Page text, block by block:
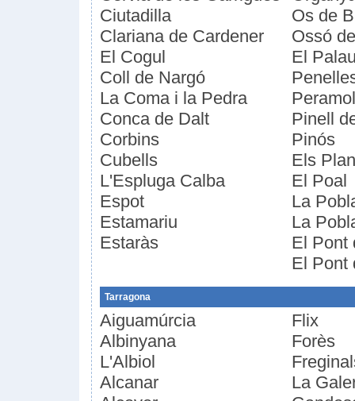
Ciutadilla
Clariana de Cardener
El Cogul
Coll de Nargó
La Coma i la Pedra
Conca de Dalt
Corbins
Cubells
L'Espluga Calba
Espot
Estamariu
Estaràs
Os de
Ossó
El
Pinell
Pinós
Els
El Poal
La
La
El Pont
El Pont
Tarragona
Aiguamúrcia
Albinyana
L'Albiol
Alcanar
Flix
Forès
La